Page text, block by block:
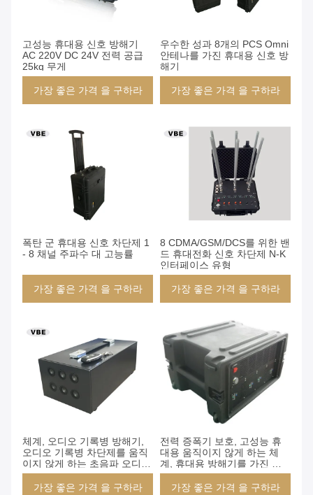
고성능 휴대용 신호 방해기
AC 220V DC 24V 전력 공급
25kg 무게
가장 좋은 가격 을 구하라
우수한 성과 8개의 PCS Omni
안테나를 가진 휴대용 신호 방
해기
가장 좋은 가격 을 구하라
폭탄 군 휴대용 신호 차단제 1
- 8 채널 주파수 대 고능률
가장 좋은 가격 을 구하라
8 CDMA/GSM/DCS를 위한 밴
드 휴대전화 신호 차단제 N-K
인터페이스 유형
가장 좋은 가격 을 구하라
체계, 오디오 기록병 방해기,
오디오 기록병 차단제를 움직
이지 않게 하는 초음파 오디오
레코딩
가장 좋은 가격 을 구하라
전력 증폭기 보호, 고성능 휴
대용 움직이지 않게 하는 체
계, 휴대용 방해기를 가진 휴
대용 휴대폰 차단제 400W
가장 좋은 가격 을 구하라